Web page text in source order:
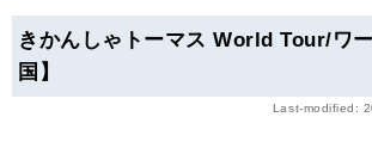
きかんしゃトーマス World Tour/ワ
国】
Last-modified: